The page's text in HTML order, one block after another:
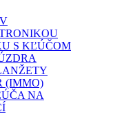
S KĽÚČOM
(IMMO)
NA